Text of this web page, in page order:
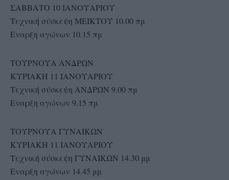
ΣΑΒΒΑΤΟ 10 ΙΑΝΟΥΑΡΙΟΥ
Τεχνική σύσκεψη ΜΕΙΚΤΟΥ 10.00 πμ
Εναρξη αγώνων 10.15 πμ
ΤΟΥΡΝΟΥΑ ΑΝΔΡΩΝ
ΚΥΡΙΑΚΗ 11 ΙΑΝΟΥΑΡΙΟΥ
Τεχνική σύσκεψη ΑΝΔΡΩΝ 9.00 πμ
Εναρξη αγώνων 9.15 πμ
ΤΟΥΡΝΟΥΑ ΓΥΝΑΙΚΩΝ
ΚΥΡΙΑΚΗ 11 ΙΑΝΟΥΑΡΙΟΥ
Τεχνική σύσκεψη ΓΥΝΑΙΚΩΝ 14.30 μμ
Εναρξη αγώνων 14.45 μμ